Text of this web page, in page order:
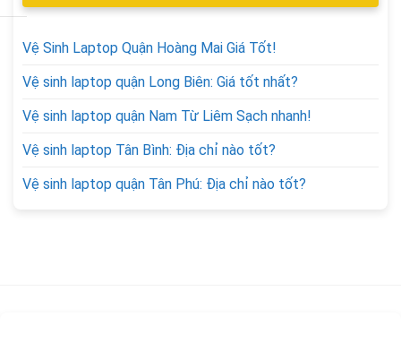
Vệ Sinh Laptop Quận Hoàng Mai Giá Tốt!
Vệ sinh laptop quận Long Biên: Giá tốt nhất?
Vệ sinh laptop quận Nam Từ Liêm Sạch nhanh!
Vệ sinh laptop Tân Bình: Địa chỉ nào tốt?
Vệ sinh laptop quận Tân Phú: Địa chỉ nào tốt?